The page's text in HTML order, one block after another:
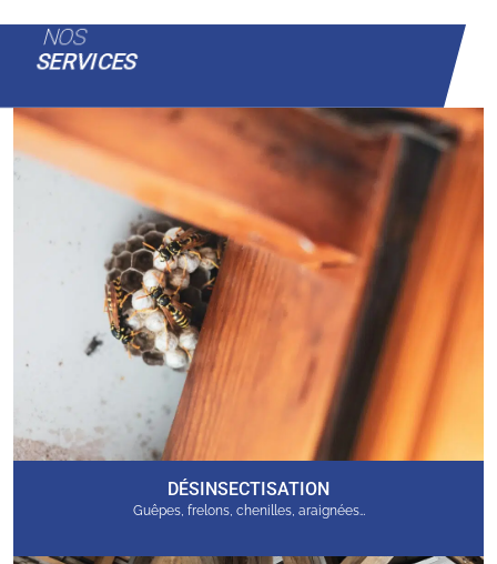
NOS
SERVICES
DÉSINSECTISATION
Guêpes, frelons, chenilles, araignées…